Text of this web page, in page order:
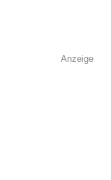
Anzeige